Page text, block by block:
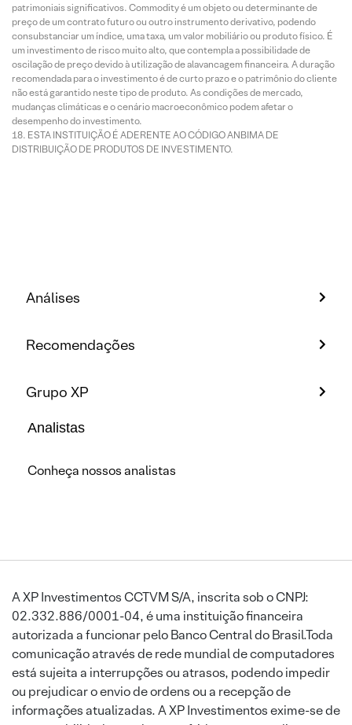
patrimoniais significativos. Commodity é um objeto ou determinante de
preço de um contrato futuro ou outro instrumento derivativo, podendo
consubstanciar um índice, uma taxa, um valor mobiliário ou produto físico. É
um investimento de risco muito alto, que contempla a possibilidade de
oscilação de preço devido à utilização de alavancagem financeira. A duração
recomendada para o investimento é de curto prazo e o patrimônio do cliente
não está garantido neste tipo de produto. As condições de mercado,
mudanças climáticas e o cenário macroeconômico podem afetar o
desempenho do investimento.
ESTA INSTITUIÇÃO É ADERENTE AO CÓDIGO ANBIMA DE
DISTRIBUIÇÃO DE PRODUTOS DE INVESTIMENTO.
Análises
Recomendações
Grupo XP
Analistas
Conheça nossos analistas
A XP Investimentos CCTVM S/A, inscrita sob o CNPJ:
02.332.886/0001-04, é uma instituição financeira
autorizada a funcionar pelo Banco Central do Brasil.Toda
comunicação através de rede mundial de computadores
está sujeita a interrupções ou atrasos, podendo impedir
ou prejudicar o envio de ordens ou a recepção de
informações atualizadas. A XP Investimentos exime-se de